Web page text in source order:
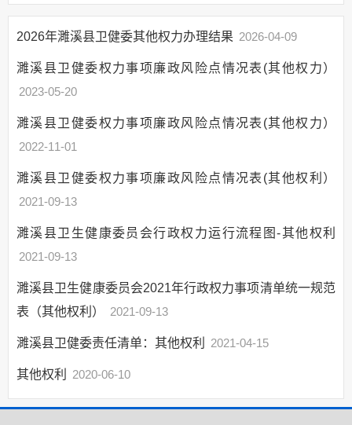
整情况
公共服务和中介服务
行政权力运行
行政权力运行结果
行政许可
行政规划
其他权力
行政许可和行政处
“双随机一公开”
网上政务服务
招标采购
新闻发布
2026年濉溪县卫健委其他权力办理结果 2026-04-09
濉溪县卫健委权力事项廉政风险点情况表(其他权力）
2023-05-20
濉溪县卫健委权力事项廉政风险点情况表(其他权力）
2022-11-01
濉溪县卫健委权力事项廉政风险点情况表(其他权利）
2021-09-13
濉溪县卫生健康委员会行政权力运行流程图-其他权利
2021-09-13
濉溪县卫生健康委员会2021年行政权力事项清单统一规范
表（其他权利）
2021-09-13
濉溪县卫健委责任清单：其他权利 2021-04-15
其他权利 2020-06-10